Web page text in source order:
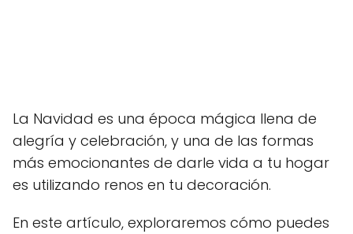
La Navidad es una época mágica llena de
alegría y celebración, y una de las formas
más emocionantes de darle vida a tu hogar
es utilizando renos en tu decoración.
En este artículo, exploraremos cómo puedes